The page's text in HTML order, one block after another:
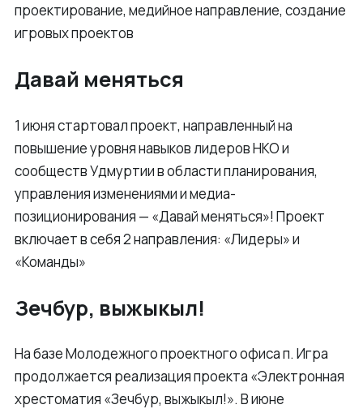
проектирование, медийное направление, создание
игровых проектов
Давай меняться
1 июня стартовал проект, направленный на
повышение уровня навыков лидеров НКО и
сообществ Удмуртии в области планирования,
управления изменениями и медиа-
позиционирования — «Давай меняться»! Проект
включает в себя 2 направления: «Лидеры» и
«Команды»
Зечбур, выжыкыл!
На базе Молодежного проектного офиса п. Игра
продолжается реализация проекта «Электронная
хрестоматия «Зечбур, выжыкыл!». В июне